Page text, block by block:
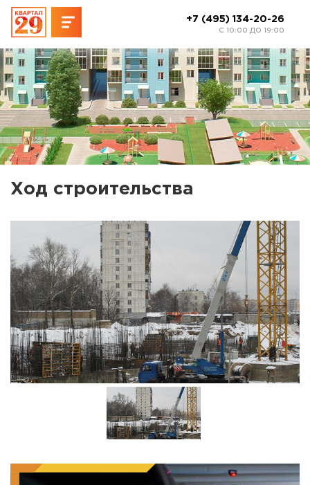
+7 (495) 134-20-26
C 10:00 ДО 19:00
Ход строительства